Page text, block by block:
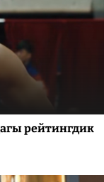
рейтингдик